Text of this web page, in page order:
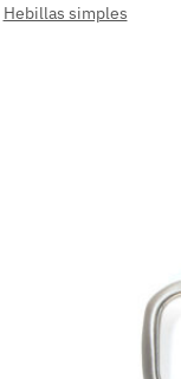
Hebillas simples